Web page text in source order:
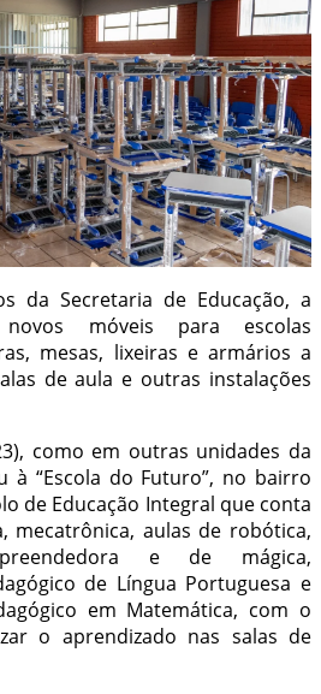
da Secretaria de Educação, a
móveis para escolas
mesas, lixeiras e armários a
de aula e outras instalações
como em outras unidades da
à “Escola do Futuro”, no bairro
de Educação Integral que conta
mecatrônica, aulas de robótica,
e de mágica,
de Língua Portuguesa e
em Matemática, com o
o aprendizado nas salas de